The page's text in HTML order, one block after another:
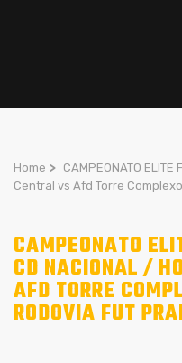
Home > CAMPEONATO
Central vs Afd Torre
CAMPEONATO
CD NACIONAL /
AFD TORRE
RODOVIA FUT